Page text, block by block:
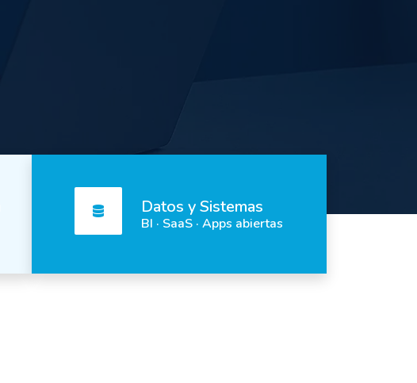
Datos y Sistemas
BI · SaaS · Apps abiertas